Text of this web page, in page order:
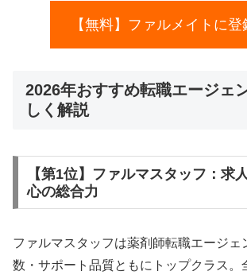
【無料】ファルメイトに登
2026年おすすめ転職エージェ
しく解説
【第1位】ファルマスタッフ：求
心の総合力
ファルマスタッフは薬剤師転職エージェ
数・サポート品質ともにトップクラス。